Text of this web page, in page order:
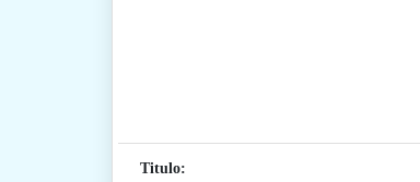
Titulo: